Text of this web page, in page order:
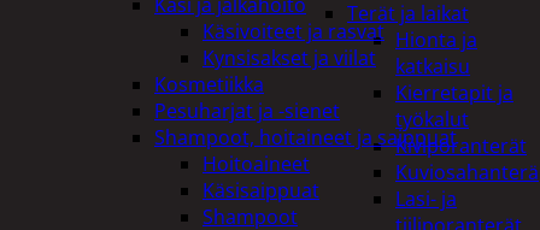
Terät ja laikat
Hionta ja
katkaisu
Kierretapit ja
työkalut
Kiviporanterät
Kuviosahanterä
Lasi- ja
Käsivoiteet ja rasvat
Kynsisakset ja viilat
Kosmetiikka
Pesuharjat ja -sienet
Shampoot, hoitaineet ja saippuat
Hoitoaineet
Käsisaippuat
Shampoot